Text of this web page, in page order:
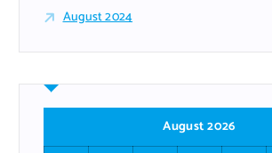
August 2024
August 2026